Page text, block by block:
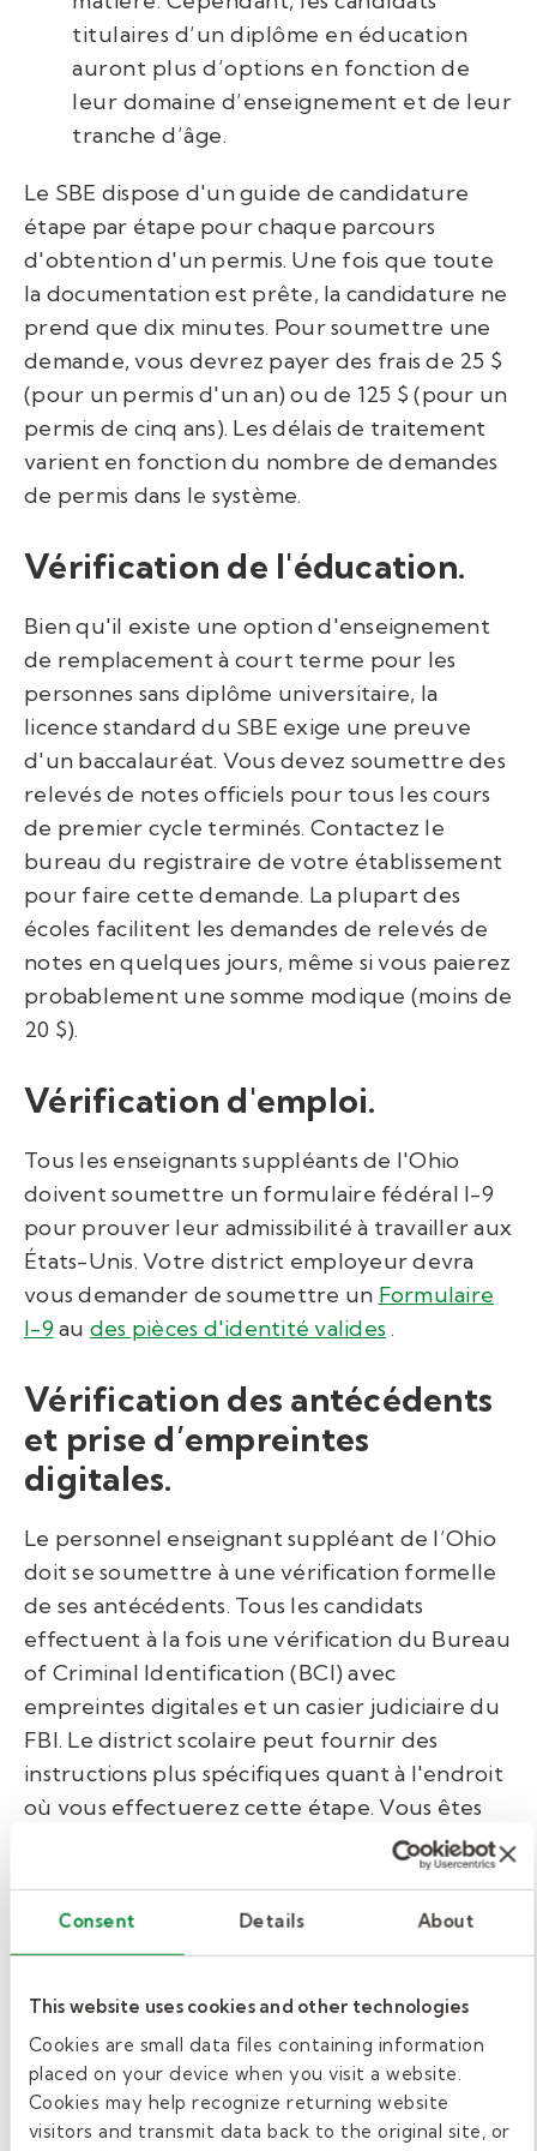
Consent Details About
This website uses cookies and other technologies
Cookies are small data files containing information
placed on your device when you visit a website.
Cookies may help recognize returning website
visitors and transmit data back to the original site, or
titulaires d’un diplôme en éducation
auront plus d’options en fonction de
leur domaine d’enseignement et de leur
tranche d’âge.
Le SBE dispose d'un guide de candidature
étape par étape pour chaque parcours
d'obtention d'un permis. Une fois que toute
la documentation est prête, la candidature ne
prend que dix minutes. Pour soumettre une
demande, vous devrez payer des frais de 25 $
(pour un permis d'un an) ou de 125 $ (pour un
permis de cinq ans). Les délais de traitement
varient en fonction du nombre de demandes
de permis dans le système.
Vérification de l'éducation.
Bien qu'il existe une option d'enseignement
de remplacement à court terme pour les
personnes sans diplôme universitaire, la
licence standard du SBE exige une preuve
d'un baccalauréat. Vous devez soumettre des
relevés de notes officiels pour tous les cours
de premier cycle terminés. Contactez le
bureau du registraire de votre établissement
pour faire cette demande. La plupart des
écoles facilitent les demandes de relevés de
notes en quelques jours, même si vous paierez
probablement une somme modique (moins de
20 $).
Vérification d'emploi.
Tous les enseignants suppléants de l'Ohio
doivent soumettre un formulaire fédéral I-9
pour prouver leur admissibilité à travailler aux
États-Unis. Votre district employeur devra
vous demander de soumettre un Formulaire
I-9au des pièces d'identité valides.
Vérification des antécédents
et prise d’empreintes
digitales.
Le personnel enseignant suppléant de l’Ohio
doit se soumettre à une vérification formelle
de ses antécédents. Tous les candidats
effectuent à la fois une vérification du Bureau
of Criminal Identification (BCI) avec
empreintes digitales et un casier judiciaire du
FBI. Le district scolaire peut fournir des
instructions plus spécifiques quant à l'endroit
où vous effectuerez cette étape. Vous êtes
responsable des frais associés à votre
vérification des antécédents. Le chèque de
l'État BCI coûte 30 $ et le chèque fédéral du
Formation.
Le SBE de l'Ohio n'exige pas de formation
formelle pour les enseignants suppléants.
Cependant, les districts scolaires et les